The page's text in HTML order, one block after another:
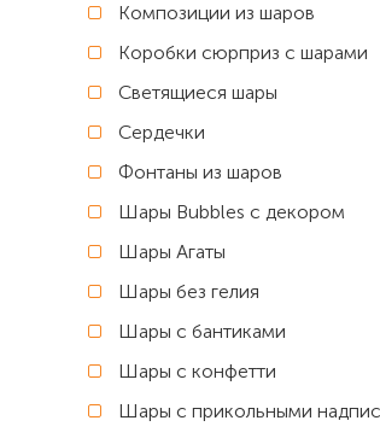
Композиции из шаров
Коробки сюрприз с шарами
Светящиеся шары
Сердечки
Фонтаны из шаров
Шары Bubbles с декором
Шары Агаты
Шары без гелия
Шары с бантиками
Шары с конфетти
Шары с прикольными